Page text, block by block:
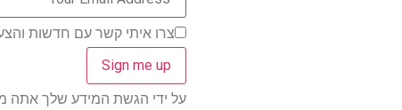
צרו איתי קשר עם חדשות
על ידי הגשת המידע שלך אתה